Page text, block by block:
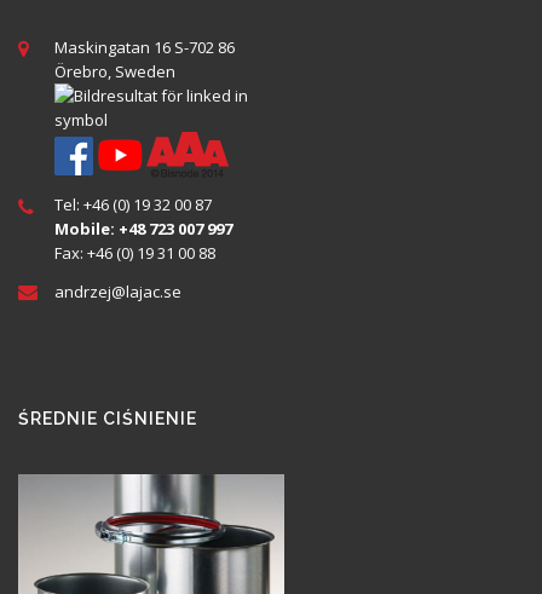
Maskingatan 16 S-702 86
Örebro, Sweden
Tel: +46 (0) 19 32 00 87
Mobile: +48 723 007 997
Fax: +46 (0) 19 31 00 88
andrzej@lajac.se
ŚREDNIE CIŚNIENIE